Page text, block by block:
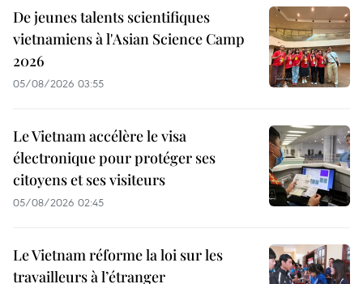
De jeunes talents scientifiques
vietnamiens à l'Asian Science Camp
2026
05/08/2026 03:55
Le Vietnam accélère le visa
électronique pour protéger ses
citoyens et ses visiteurs
05/08/2026 02:45
Le Vietnam réforme la loi sur les
travailleurs à l’étranger